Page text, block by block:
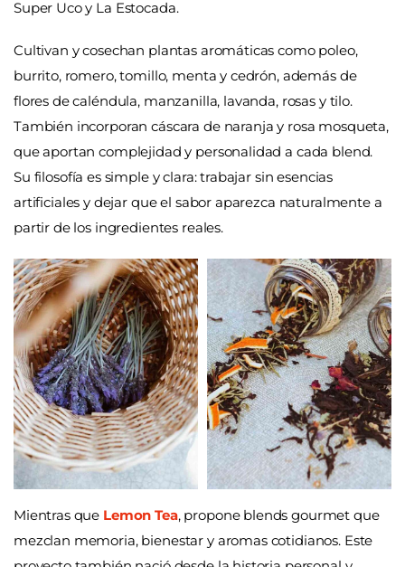
Super Uco y La Estocada.
Cultivan y cosechan plantas aromáticas como poleo,
burrito, romero, tomillo, menta y cedrón, además de
flores de caléndula, manzanilla, lavanda, rosas y tilo.
También incorporan cáscara de naranja y rosa mosqueta,
que aportan complejidad y personalidad a cada blend.
Su filosofía es simple y clara: trabajar sin esencias
artificiales y dejar que el sabor aparezca naturalmente a
partir de los ingredientes reales.
Mientras que Lemon Tea, propone blends gourmet que
mezclan memoria, bienestar y aromas cotidianos. Este